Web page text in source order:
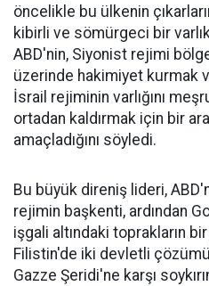
öncelikle bu ülkenin
kibirli ve sömürgeci bir
ABD'nin, Siyonist rejimi
üzerinde hakimiyet kurmak
İsrail rejiminin varlığını
ortadan kaldırmak için bir
amaçladığını söyledi.
Bu büyük direniş lideri,
rejimin başkenti, ardından
işgali altındaki toprakların
Filistin'de iki devletli
Gazze Şeridi'ne karşı